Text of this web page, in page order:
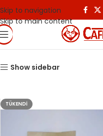
Skip to navigation
Skip to main content
Show sidebar
TÜKENDI